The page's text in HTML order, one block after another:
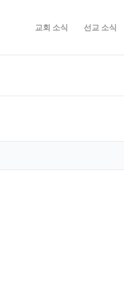
교회 소식 선교 소식